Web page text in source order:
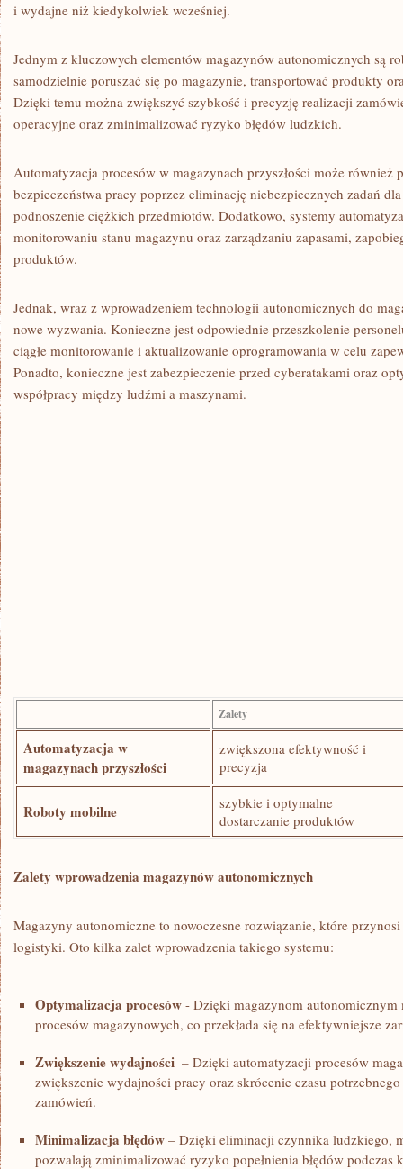
‍i ⁣wydajne niż kiedykolwiek wcześniej.
Jednym z kluczowych elementów magazynów⁤ autonomicznych są
samodzielnie poruszać ⁣się po magazynie, transportować produkty
Dzięki temu ⁢można ‌zwiększyć szybkość i precyzję‌ realizacji
operacyjne⁤ oraz⁣ zminimalizować ryzyko błędów ludzkich.
Automatyzacja procesów w magazynach przyszłości może‍ również⁢
bezpieczeństwa pracy poprzez eliminację niebezpiecznych zadań
podnoszenie ciężkich przedmiotów. Dodatkowo, ⁣systemy
monitorowaniu‌ stanu magazynu oraz zarządzaniu zapasami,
produktów.
Jednak, wraz z ​wprowadzeniem technologii⁢ autonomicznych do
⁢nowe wyzwania.⁣ Konieczne ⁤jest odpowiednie przeszkolenie
ciągłe monitorowanie i aktualizowanie oprogramowania w celu
Ponadto, ​konieczne jest zabezpieczenie przed cyberatakami oraz
współpracy między ludźmi a maszynami.
Zalety
Automatyzacja⁢ w ​
magazynach przyszłości
zwiększona efektywność i
precyzja
Roboty⁤ mobilne
szybkie ‌i optymalne
dostarczanie⁣ produktów
Zalety wprowadzenia‌ magazynów ⁤autonomicznych
Magazyny autonomiczne to nowoczesne rozwiązanie, które⁤
logistyki. Oto kilka zalet ⁤wprowadzenia takiego systemu:
Optymalizacja procesów -⁤ Dzięki ‌magazynom
procesów magazynowych, ⁤co przekłada‌ się na ‌efektywniejsze
Zwiększenie wydajności – Dzięki automatyzacji procesów
zwiększenie ⁢wydajności pracy oraz skrócenie ‌czasu
⁢zamówień.
Minimalizacja błędów – Dzięki⁤ eliminacji⁤ czynnika ludzkiego,
pozwalają zminimalizować ryzyko ⁢popełnienia błędów podczas